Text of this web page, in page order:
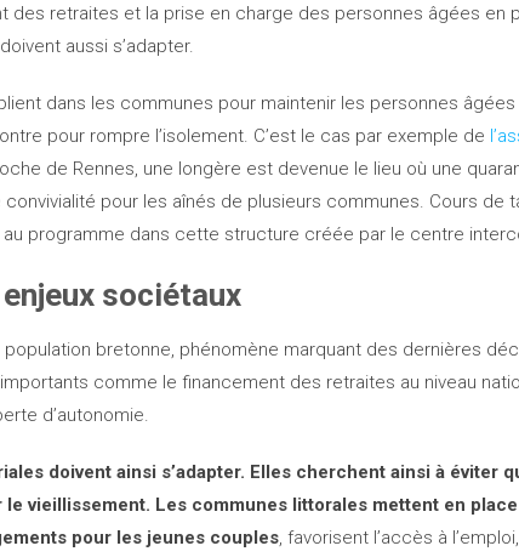
des retraites et la prise en charge des personnes âgées en
aussi s’adapter.
dans les communes pour maintenir les personnes
pour rompre l’isolement. C’est le cas par exemple de
de Rennes, une longère est devenue le lieu où une
pour les aînés de plusieurs communes. Cours de
au programme dans cette structure créée par le centre
sociétaux
bretonne, phénomène marquant des dernières
comme le financement des retraites au niveau
d’autonomie.
doivent ainsi s’adapter. Elles cherchent ainsi à éviter
vieillissement. Les communes littorales mettent en
pour les jeunes couples, favorisent l’accès à